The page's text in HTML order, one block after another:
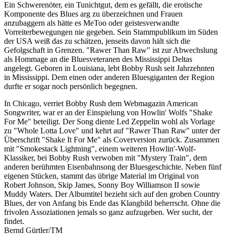
Ein Schwerenöter, ein Tunichtgut, dem es gefällt, die erotische
Komponente des Blues arg zu überzeichnen und Frauen
anzubaggern als hätte es MeToo oder geistesverwandte
Vorreiterbewegungen nie gegeben. Sein Stammpublikum im Süden
der USA weiß das zu schätzen, jenseits davon hält sich die
Gefolgschaft in Grenzen. "Rawer Than Raw" ist zur Abwechslung
als Hommage an die Bluesveteranen des Mississippi Deltas
angelegt. Geboren in Louisiana, lebt Bobby Rush seit Jahrzehnten
in Mississippi. Dem einen oder anderen Bluesgiganten der Region
durfte er sogar noch persönlich begegnen.
In Chicago, verriet Bobby Rush dem Webmagazin American
Songwriter, war er an der Einspielung von Howlin' Wolfs "Shake
For Me" beteiligt. Der Song diente Led Zeppelin wohl als Vorlage
zu "Whole Lotta Love" und kehrt auf "Rawer Than Raw" unter der
Überschrift "Shake It For Me" als Coverversion zurück. Zusammen
mit "Smokestack Lightning", einem weiteren Howlin'-Wolf-
Klassiker, bei Bobby Rush verwoben mit "Mystery Train", dem
anderen berühmten Eisenbahnsong der Bluesgeschichte. Neben fünf
eigenen Stücken, stammt das übrige Material im Original von
Robert Johnson, Skip James, Sonny Boy Williamson II sowie
Muddy Waters. Der Albumtitel bezieht sich auf den groben Country
Blues, der von Anfang bis Ende das Klangbild beherrscht. Ohne die
frivolen Assoziationen jemals so ganz aufzugeben. Wer sucht, der
findet.
Bernd Gürtler/TM